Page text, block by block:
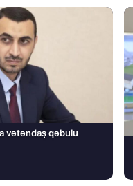
vətəndaş qəbulu